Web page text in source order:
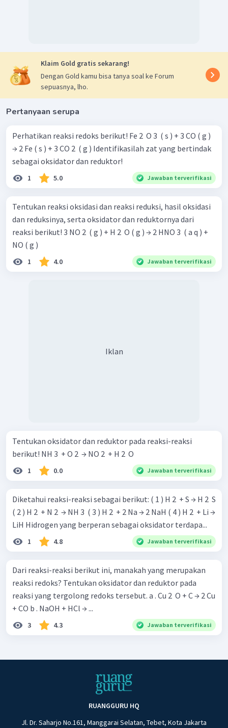
Klaim Gold gratis sekarang!
Dengan Gold kamu bisa tanya soal ke Forum
sepuasnya, lho.
Pertanyaan serupa
Perhatikan reaksi redoks berikut! Fe 2 ​ O 3 ​ ( s ) + 3 CO ( g )
→ 2 Fe ( s ) + 3 CO 2 ​ ( g ) Identifikasilah zat yang bertindak
sebagai oksidator dan reduktor!
1 5.0 Jawaban terverifikasi
Tentukan reaksi oksidasi dan reaksi reduksi, hasil oksidasi
dan reduksinya, serta oksidator dan reduktornya dari
reaksi berikut! 3 NO 2 ​ ( g ) + H 2 ​ O ( g ) → 2 HNO 3 ​ ( a q ) +
NO ( g )
1 4.0 Jawaban terverifikasi
Iklan
Tentukan oksidator dan reduktor pada reaksi-reaksi
berikut! NH 3 ​ + O 2 ​ → NO 2 ​ + H 2 ​ O
1 0.0 Jawaban terverifikasi
Diketahui reaksi-reaksi sebagai berikut: ( 1 ) H 2 ​ + S → H 2 ​ S
( 2 ) H 2 ​ + N 2 ​ → NH 3 ​ ( 3 ) H 2 ​ + 2 Na → 2 NaH ( 4 ) H 2 ​ + Li →
LiH Hidrogen yang berperan sebagai oksidator terdapa...
1 4.8 Jawaban terverifikasi
Dari reaksi-reaksi berikut ini, manakah yang merupakan
reaksi redoks? Tentukan oksidator dan reduktor pada
reaksi yang tergolong redoks tersebut. a . Cu 2 ​ O + C → 2 Cu
+ CO b . NaOH + HCl → ...
3 4.3 Jawaban terverifikasi
RUANGGURU HQ
Jl. Dr. Saharjo No.161, Manggarai Selatan, Tebet, Kota Jakarta